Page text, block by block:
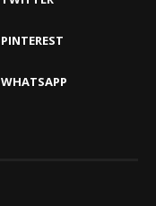
PINTEREST
WHATSAPP